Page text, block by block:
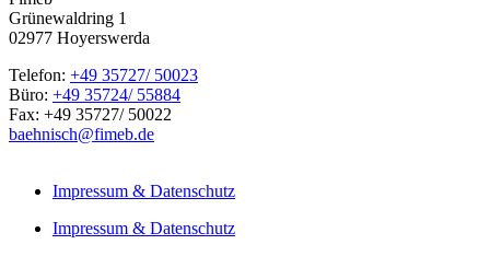
Grünewaldring 1
02977 Hoyerswerda
Telefon: +49 35727/ 50023
Büro: +49 35724/ 55884
Fax: +49 35727/ 50022
baehnisch@fimeb.de
Impressum & Datenschutz
Impressum & Datenschutz